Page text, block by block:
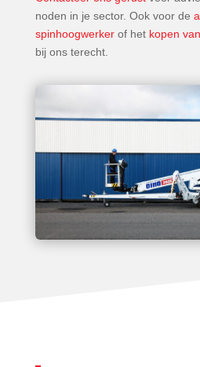
noden in je sector. Ook voor de
spinhoogwerkerof het kopen
bij ons terecht.